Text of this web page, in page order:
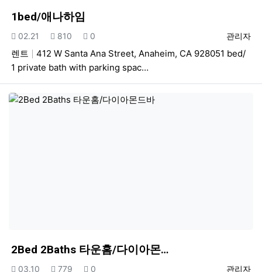
1bed/애나하임
등록자
관리자
등록일
02.21 조회
810 추천
0
렌트
412 W Santa Ana Street, Anaheim, CA 928051 bed/
1 private bath with parking spac…
2Bed 2Baths 타운홈/다이아몬…
등록자
관리자
등록일
03.10 조회
779 추천
0